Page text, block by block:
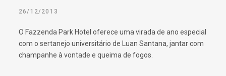
26/12/2013
O Fazzenda Park Hotel oferece uma virada de ano especial
com o sertanejo universitário de Luan Santana, jantar com
champanhe à vontade e queima de fogos.